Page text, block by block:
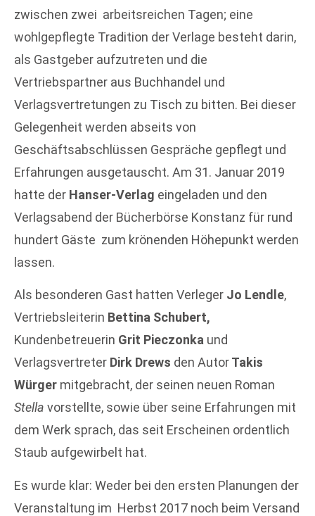
zwischen zwei arbeitsreichen Tagen; eine
wohlgepflegte Tradition der Verlage besteht darin,
als Gastgeber aufzutreten und die
Vertriebspartner aus Buchhandel und
Verlagsvertretungen zu Tisch zu bitten. Bei dieser
Gelegenheit werden abseits von
Geschäftsabschlüssen Gespräche gepflegt und
Erfahrungen ausgetauscht. Am 31. Januar 2019
hatte der Hanser-Verlag eingeladen und den
Verlagsabend der Bücherbörse Konstanz für rund
hundert Gäste zum krönenden Höhepunkt werden
lassen.
Als besonderen Gast hatten Verleger Jo Lendle,
Vertriebsleiterin Bettina Schubert,
Kundenbetreuerin Grit Pieczonka und
Verlagsvertreter Dirk Drews den AutorTakis
Würger mitgebracht, der seinen neuen Roman
Stella vorstellte, sowie über seine Erfahrungen mit
dem Werk sprach, das seit Erscheinen ordentlich
Staub aufgewirbelt hat.
Es wurde klar: Weder bei den ersten Planungen der
Veranstaltung im Herbst 2017 noch beim Versand